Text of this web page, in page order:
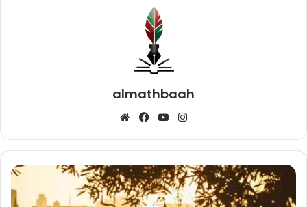
almathbaah
WebsiteFacebookYouTube
Palestina
Berduka